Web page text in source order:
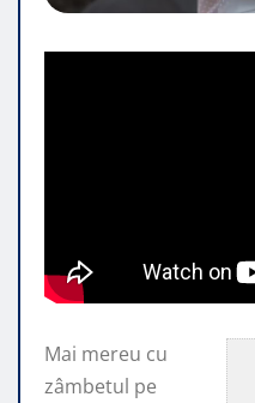
Mai mereu cu
zâmbetul pe